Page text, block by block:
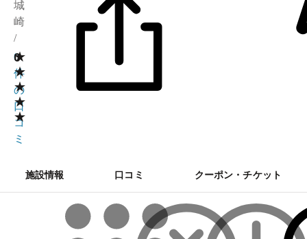
城
崎
/
★
★
★
★
★
0
0
件
の
口
コ
ミ
施設情報 口コミ クーポン・チケット